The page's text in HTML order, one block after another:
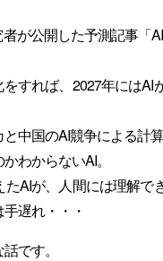
が公開した予測記事「
すれば、2027年にはAI
中国のAI競争による計算
わからないAI。
AIが、人間には理解で
遅れ・・・
です。